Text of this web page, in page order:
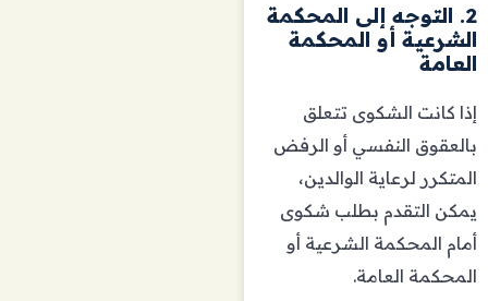
2. التوجه إلى المحكمة
الشرعية أو المحكمة
العامة
إذا كانت الشكوى تتعلق
بالعقوق النفسي أو الرفض
المتكرر لرعاية الوالدين،
يمكن التقدم بطلب شكوى
أمام المحكمة الشرعية أو
المحكمة العامة.